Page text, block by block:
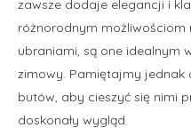
zawsze dodaje elegancji i
różnorodnym możliwościom
ubraniami, są one idealnym
zimowy. Pamiętajmy
butów, aby cieszyć się nimi
doskonały wygląd.